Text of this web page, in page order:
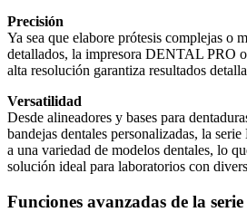
Precisión
Ya sea que elabore prótesis complejas o
detallados, la impresora DENTAL PRO
alta resolución garantiza resultados
Versatilidad
Desde alineadores y bases para
bandejas dentales personalizadas, la
a una variedad de modelos dentales, lo
solución ideal para laboratorios con
Funciones avanzadas de la